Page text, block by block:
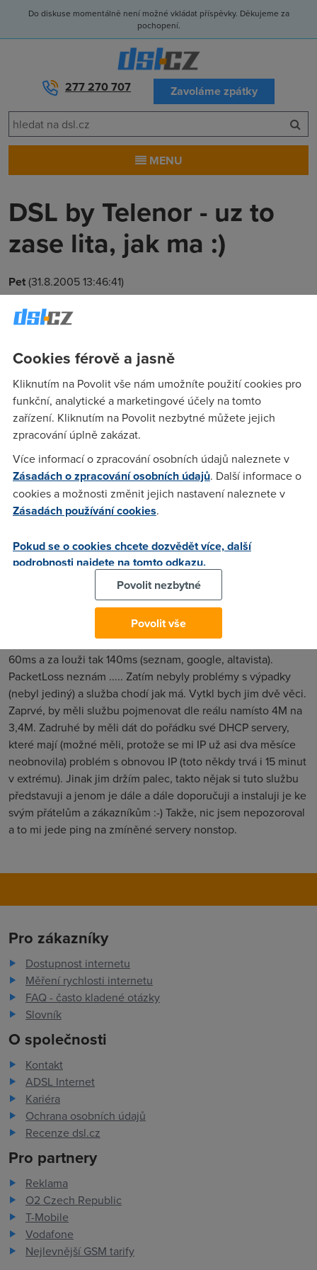
Do diskuse momentálně není možné vkládat příspěvky. Děkujeme za
pochopení.
277 270 707 Zavoláme zpátky
MENU
DSL by Telenor - uz to
zase lita, jak ma :)
Pet(31.8.2005 13:46:41)
Ahoj lidi, tak asi po tydnu nejakych problemu uz zase
internet by Telenor jede dobre (mam Contactel). Nevim, cim
take pochybuji, spise to vypada na nejake potize. Zase mi to
zahranicni servery. A jak to jede vam ostatnim?
Anonym
(31.8.2005 14:06:59)
no, ja jsem posledni dobou taky sledoval "zhorseni" mel jsem
i m Fun pres Nextra by Telenor pingy kolem 20 ms, rychlost
stale kolem 850 kbps. Ted se to opravdu zlepsilo, mam pingy
kolem 12 ms a rychlost kolem 855 kbps :) objektivne musim
(31.8.2005 14:09:44)
Hmm, já jsem zatím problém neshledal ani náznakem a to již
Nextru over Telenor mám od února. Rychlost stabilně na
3430/384Kbps, pingy do NIXu okolo 8ms, do států EU okolo
60ms a za louži tak 140ms (seznam, google, altavista).
PacketLoss neznám ..... Zatím nebyly problémy s výpadky
(nebyl jediný) a služba chodí jak má. Vytkl bych jim dvě věci.
Zaprvé, by měli službu pojmenovat dle reálu namísto 4M na
3,4M. Zadruhé by měli dát do pořádku své DHCP servery,
které mají (možné měli, protože se mi IP už asi dva měsíce
neobnovila) problém s obnovou IP (toto někdy trvá i 15 minut
v extrému). Jinak jim držím palec, takto nějak si tuto službu
představuji a jenom je dále a dále doporučuji a instaluji je ke
svým přátelům a zákazníkům :-) Takže, nic jsem nepozoroval
a to mi jede ping na zmíněné servery nonstop.
Pro zákazníky
Dostupnost internetu
Měření rychlosti internetu
FAQ - často kladené otázky
Slovník
O společnosti
Kontakt
ADSL Internet
Kariéra
Ochrana osobních údajů
Recenze dsl.cz
Pro partnery
Reklama
O2 Czech Republic
T-Mobile
Vodafone
Nejlevnější GSM tarify
Cookies férově a jasně
Kliknutím na Povolit vše nám umožníte použití cookies pro
funkční, analytické a marketingové účely na tomto
zařízení. Kliknutím na Povolit nezbytné můžete jejich
zpracování úplně zakázat.
Více informací o zpracování osobních údajů naleznete v
Zásadách o zpracování osobních údajů. Další informace o
cookies a možnosti změnit jejich nastavení naleznete v
Zásadách používání cookies.
Pokud se o cookies chcete dozvědět více, další
podrobnosti najdete na tomto odkazu.
Povolit nezbytné
Povolit vše